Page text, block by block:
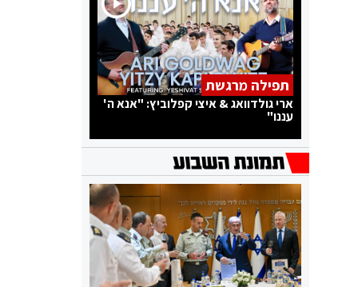
תפילה מרגשת
ארי גולדוואג & איצי קפלוביץ: "אנא ה'
עננו"